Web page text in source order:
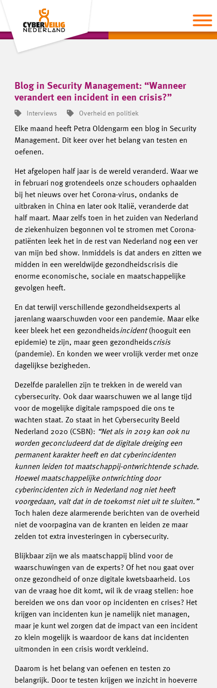
Blog in Security Management: “Wanneer
verandert een incident in een crisis?”
Interviews Overheid en politiek
Elke maand heeft Petra Oldengarm een blog in Security
Management. Dit keer over het belang van testen en
oefenen.
Het afgelopen half jaar is de wereld veranderd. Waar we
in februari nog grotendeels onze schouders ophaalden
bij het nieuws over het Corona-virus, ondanks de
uitbraken in China en later ook Italië, veranderde dat
half maart. Maar zelfs toen in het zuiden van Nederland
de ziekenhuizen begonnen vol te stromen met Corona-
patiënten leek het in de rest van Nederland nog een ver
van mijn bed show. Inmiddels is dat anders en zitten we
midden in een wereldwijde gezondheidscrisis die
enorme economische, sociale en maatschappelijke
gevolgen heeft.
En dat terwijl verschillende gezondheidsexperts al
jarenlang waarschuwden voor een pandemie. Maar elke
keer bleek het een gezondheidsincident(hooguit een
epidemie) te zijn, maar geen gezondheidscrisis
(pandemie). En konden we weer vrolijk verder met onze
dagelijkse bezigheden.
Dezelfde paralellen zijn te trekken in de wereld van
cybersecurity. Ook daar waarschuwen we al lange tijd
voor de mogelijke digitale rampspoed die ons te
wachten staat. Zo staat in het Cybersecurity Beeld
Nederland 2020 (CSBN): “Net als in 2019 kan ook nu
worden geconcludeerd dat de digitale dreiging een
permanent karakter heeft en dat cyberincidenten
kunnen leiden tot maatschappij-ontwrichtende schade.
Hoewel maatschappelijke ontwrichting door
cyberincidenten zich in Nederland nog niet heeft
voorgedaan, valt dat in de toekomst niet uit te sluiten.”
Toch halen deze alarmerende berichten van de overheid
niet de voorpagina van de kranten en leiden ze maar
zelden tot extra investeringen in cybersecurity.
Blijkbaar zijn we als maatschappij blind voor de
waarschuwingen van de experts? Of het nou gaat over
onze gezondheid of onze digitale kwetsbaarheid. Los
van de vraag hoe dit komt, wil ik de vraag stellen: hoe
bereiden we ons dan voor op incidenten en crises? Het
krijgen van incidenten kun je namelijk niet managen,
maar je kunt wel zorgen dat de impact van een incident
zo klein mogelijk is waardoor de kans dat incidenten
uitmonden in een crisis wordt verkleind.
Daarom is het belang van oefenen en testen zo
belangrijk. Door te testen krijgen we inzicht in hoeverre